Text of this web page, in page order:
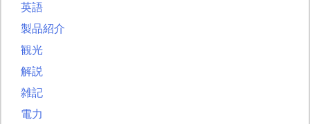
英語
製品紹介
観光
解説
雑記
電力